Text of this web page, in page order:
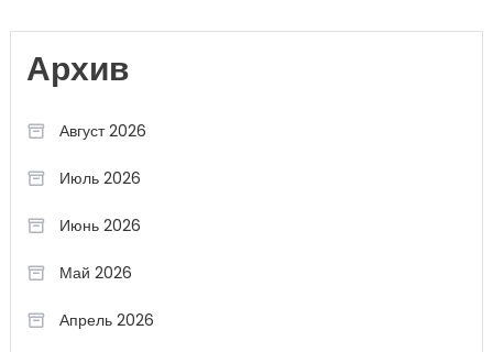
Архив
Август 2026
Июль 2026
Июнь 2026
Май 2026
Апрель 2026